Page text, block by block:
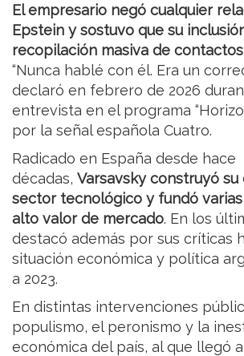
El empresario negó cualquier
Epstein y sostuvo que su
recopilación masiva de
“Nunca hablé con él. Era un
declaró en febrero de 2026
entrevista en el programa
por la señal española Cuatro.
Radicado en España desde hace
décadas, Varsavsky construyó
sector tecnológico y fundó
alto valor de mercado. En los
destacó además por sus críticas
situación económica y política
a 2023.
En distintas intervenciones
populismo, el peronismo y la
económica del país, al que llegó